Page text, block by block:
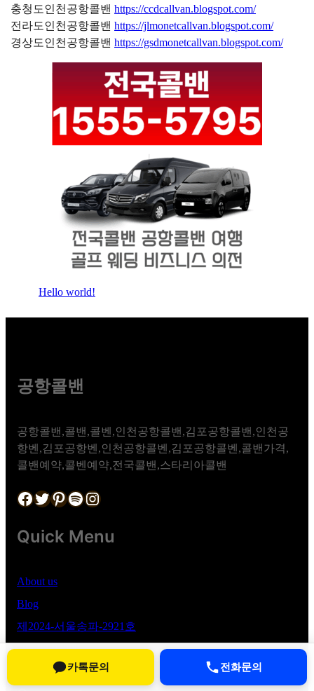
충청도인천공항콜밴https://ccdcallvan.blogspot.com/
전라도인천공항콜밴https://jlmonetcallvan.blogspot.com/
경상도인천공항콜밴https://gsdmonetcallvan.blogspot.com/
Hello world!
공항콜밴
공항콜밴,콜밴,콜벤,인천공항콜밴,김포공항콜밴,인천공
항벤,김포공항벤,인천공항콜벤,김포공항콜벤,콜밴가격,
콜밴예약,콜벤예약,전국콜밴,스타리아콜밴
Facebook Twitter Pinterest Spotify Instagram
Quick Menu
About us
Blog
제2024-서울송파-2921호
786-08-03000
대표자 : 유대흥
카톡문의 전화문의